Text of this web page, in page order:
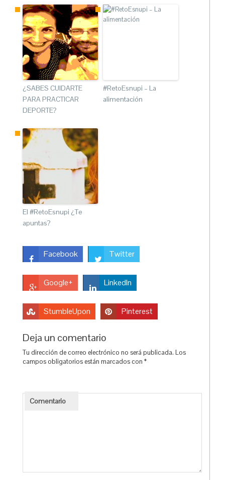
¿SABES CUIDARTE
PARA PRACTICAR
DEPORTE?
#RetoEsnupi – La
alimentación
El #RetoEsnupi ¿Te
apuntas?
Facebook Twitter
Google+ LinkedIn
StumbleUpon Pinterest
Deja un comentario
Tu dirección de correo electrónico no será publicada. Los
campos obligatorios están marcados con *
Comentario